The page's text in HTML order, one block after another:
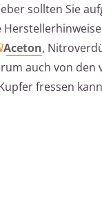
sollten Sie
Aceton,
auch von
fressen